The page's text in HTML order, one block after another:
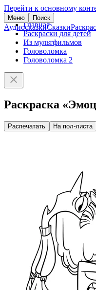
Перейти к основному
Меню Поиск
АудиосказкиСказки
Главная
Раскраски для детей
Из мультфильмов
Головоломка
Головоломка 2
Раскраска
Распечатать На пол-листа